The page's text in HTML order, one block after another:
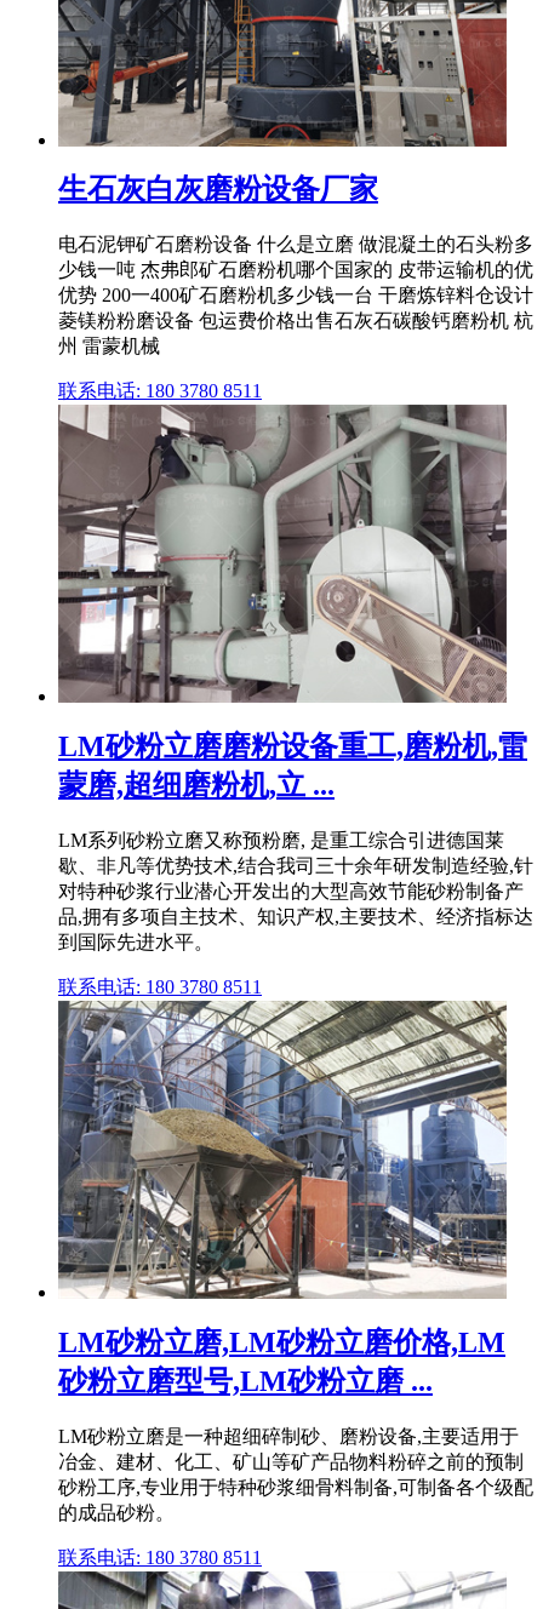
生石灰白灰磨粉设备厂家
电石泥钾矿石磨粉设备 什么是立磨 做混凝土的石头粉多
少钱一吨 杰弗郎矿石磨粉机哪个国家的 皮带运输机的优
优势 200一400矿石磨粉机多少钱一台 干磨炼锌料仓设计
菱镁粉粉磨设备 包运费价格出售石灰石碳酸钙磨粉机 杭
州 雷蒙机械
联系电话: 180 3780 8511
LM砂粉立磨磨粉设备重工,磨粉机,雷
蒙磨,超细磨粉机,立 ...
LM系列砂粉立磨又称预粉磨, 是重工综合引进德国莱
歇、非凡等优势技术,结合我司三十余年研发制造经验,针
对特种砂浆行业潜心开发出的大型高效节能砂粉制备产
品,拥有多项自主技术、知识产权,主要技术、经济指标达
到国际先进水平。
联系电话: 180 3780 8511
LM砂粉立磨,LM砂粉立磨价格,LM
砂粉立磨型号,LM砂粉立磨 ...
LM砂粉立磨是一种超细碎制砂、磨粉设备,主要适用于
冶金、建材、化工、矿山等矿产品物料粉碎之前的预制
砂粉工序,专业用于特种砂浆细骨料制备,可制备各个级配
的成品砂粉。
联系电话: 180 3780 8511